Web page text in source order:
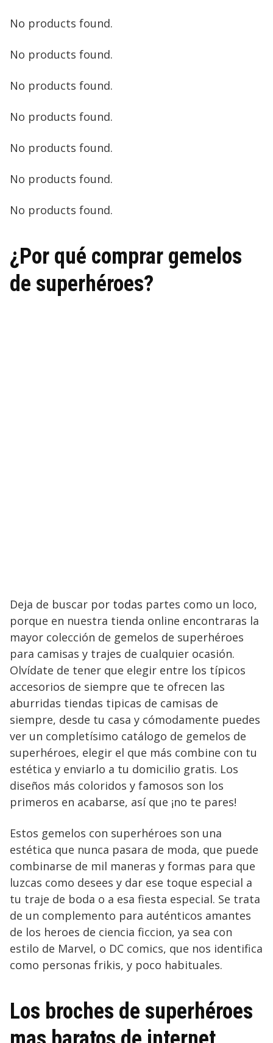
No products found.
No products found.
No products found.
No products found.
No products found.
No products found.
No products found.
¿Por qué comprar gemelos
de superhéroes?
Deja de buscar por todas partes como un loco,
porque en nuestra tienda online encontraras la
mayor colección de gemelos de superhéroes
para camisas y trajes de cualquier ocasión.
Olvídate de tener que elegir entre los típicos
accesorios de siempre que te ofrecen las
aburridas tiendas tipicas de camisas de
siempre, desde tu casa y cómodamente puedes
ver un completísimo catálogo de gemelos de
superhéroes, elegir el que más combine con tu
estética y enviarlo a tu domicilio gratis. Los
diseños más coloridos y famosos son los
primeros en acabarse, así que ¡no te pares!
Estos gemelos con superhéroes son una
estética que nunca pasara de moda, que puede
combinarse de mil maneras y formas para que
luzcas como desees y dar ese toque especial a
tu traje de boda o a esa fiesta especial. Se trata
de un complemento para auténticos amantes
de los heroes de ciencia ficcion, ya sea con
estilo de Marvel, o DC comics, que nos identifica
como personas frikis, y poco habituales.
Los broches de superhéroes